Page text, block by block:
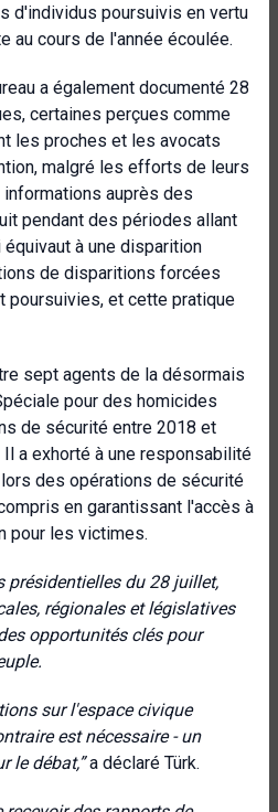
d'individus poursuivis en vertu
au cours de l'année écoulée.
a également documenté 28
certaines perçues comme
les proches et les avocats
malgré les efforts de leurs
auprès des
pendant des périodes allant
à une disparition
de disparitions forcées
poursuivies, et cette pratique
sept agents de la désormais
pour des homicides
de sécurité entre 2018 et
a exhorté à une responsabilité
des opérations de sécurité
en garantissant l'accès à
pour les victimes.
présidentielles du 28 juillet,
régionales et législatives
opportunités clés pour
sur l'espace civique
est nécessaire - un
le débat,”a déclaré Türk.